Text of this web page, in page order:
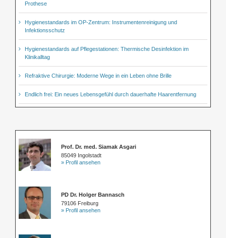
Prothese
Hygienestandards im OP-Zentrum: Instrumentenreinigung und
Infektionsschutz
Hygienestandards auf Pflegestationen: Thermische Desinfektion im
Klinikalltag
Refraktive Chirurgie: Moderne Wege in ein Leben ohne Brille
Endlich frei: Ein neues Lebensgefühl durch dauerhafte Haarentfernung
Prof. Dr. med. Siamak Asgari
85049 Ingolstadt
» Profil ansehen
PD Dr. Holger Bannasch
79106 Freiburg
» Profil ansehen